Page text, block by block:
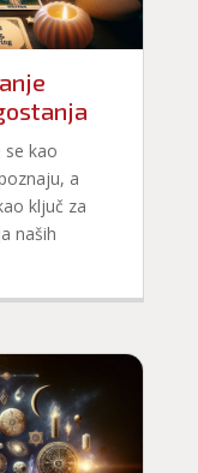
kao
a
ključ za
naših